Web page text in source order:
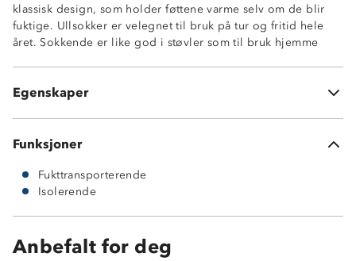
klassisk design, som holder føttene varme selv om de blir
fuktige. Ullsokker er velegnet til bruk på tur og fritid hele
året. Sokkende er like god i støvler som til bruk hjemme
Egenskaper
Isolerende
Frotte på innsiden
Funksjoner
Fukttransporterende
Isolerende
Anbefalt for deg